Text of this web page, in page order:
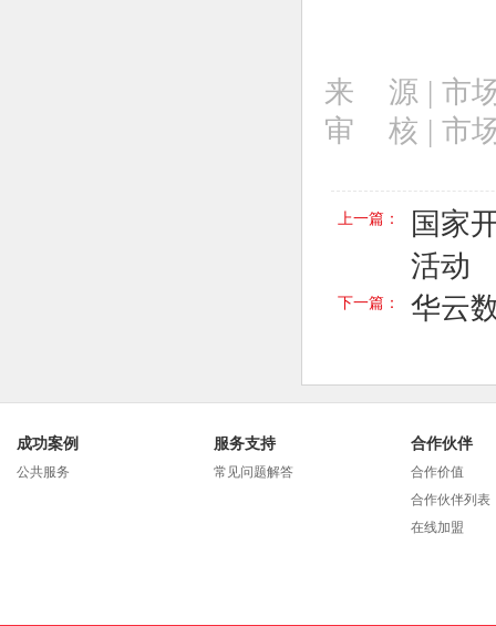
来 源 | 市
审 核 | 市
上一篇：
国家
活动
下一篇： 华云
成功案例
公共服务
服务支持
常见问题解答
合作伙伴
合作价值
合作伙伴列表
在线加盟